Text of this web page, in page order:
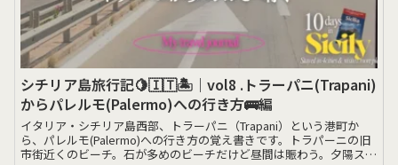
シチリア島旅行記🍋🇮🇹🏝️｜vol8 .トラーパニ(Trapani)
からパレルモ(Palermo)への行き方🚌編
イタリア・シチリア島西部、トラーパニ（Trapani）という港町か
ら、パレルモ(Palermo)への行き方の覚え書きです。トラパーニの旧
市街近くのビーチ。石が多めのビーチだけど昼間は賑わう。夕陽スポ